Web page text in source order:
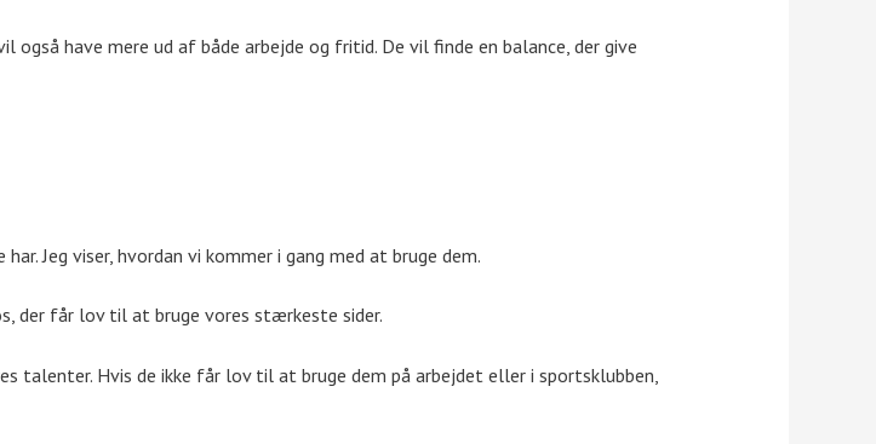
have mere ud af både arbejde og fritid. De vil finde en balance, der give
Jeg viser, hvordan vi kommer i gang med at bruge dem.
der får lov til at bruge vores stærkeste sider.
talenter. Hvis de ikke får lov til at bruge dem på arbejdet eller i sportsklubben,